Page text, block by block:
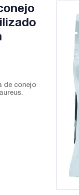
de conejo